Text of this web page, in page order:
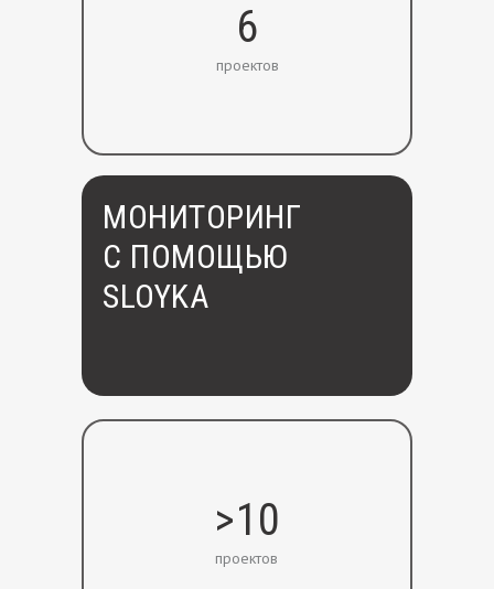
проектов
6
проектов
>10
МОНИТОРИНГ
С ПОМОЩЬЮ
SLOYKA